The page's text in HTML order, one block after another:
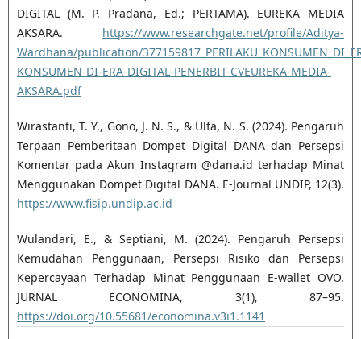
DIGITAL (M. P. Pradana, Ed.; PERTAMA). EUREKA MEDIA
AKSARA. https://www.researchgate.net/profile/Aditya-
Wardhana/publication/
KONSUMEN-DI-ERA-DIGITAL-PENERBIT-CVEUREKA-MEDIA-
AKSARA.pdf
Wirastanti, T. Y., Gono, J. N. S., & Ulfa, N. S. (2024). Pengaruh
Terpaan Pemberitaan Dompet Digital DANA dan Persepsi
Komentar pada Akun Instagram @dana.id terhadap Minat
Menggunakan Dompet Digital DANA. E-Journal UNDIP, 12(3).
https://www.fisip.undip.ac.id
Wulandari, E., & Septiani, M. (2024). Pengaruh Persepsi
Kemudahan Penggunaan, Persepsi Risiko dan Persepsi
Kepercayaan Terhadap Minat Penggunaan E-wallet OVO.
JURNAL ECONOMINA, 3(1), 87–95.
https://doi.org/10.55681/economina.v3i1.1141